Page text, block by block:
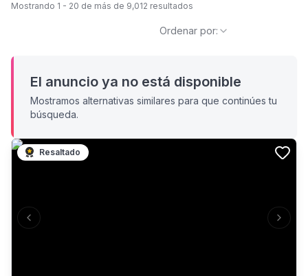
Mostrando 1 - 20 de más de 9,012 resultados
Ordenar por:
El anuncio ya no está disponible
Mostramos alternativas similares para que continúes tu
búsqueda.
Previous slide Next
Resaltado